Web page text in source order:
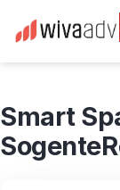
Smart